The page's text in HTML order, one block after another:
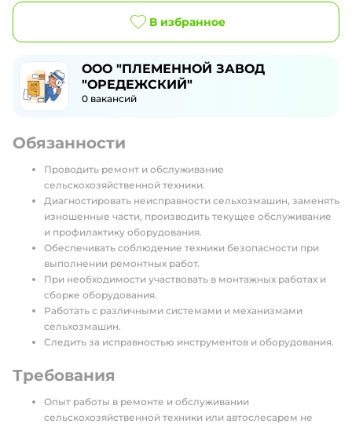
В избранное
ООО "ПЛЕМЕННОЙ ЗАВОД
"ОРЕДЕЖСКИЙ"
0 вакансий
Обязанности
Проводить ремонт и обслуживание
сельскохозяйственной техники.
Диагностировать неисправности сельхозмашин, заменять
изношенные части, производить текущее обслуживание
и профилактику оборудования.
Обеспечивать соблюдение техники безопасности при
выполнении ремонтных работ.
При необходимости участвовать в монтажных работах и
сборке оборудования.
Работать с различными системами и механизмами
сельхозмашин.
Следить за исправностью инструментов и оборудования.
Требования
Опыт работы в ремонте и обслуживании
сельскохозяйственной техники или автослесарем не